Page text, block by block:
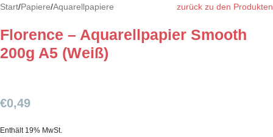
Start/Papiere/Aquarellpapiere zurück zu den Produkten
Florence – Aquarellpapier Smooth
200g A5 (Weiß)
€0,49
Enthält 19% MwSt.